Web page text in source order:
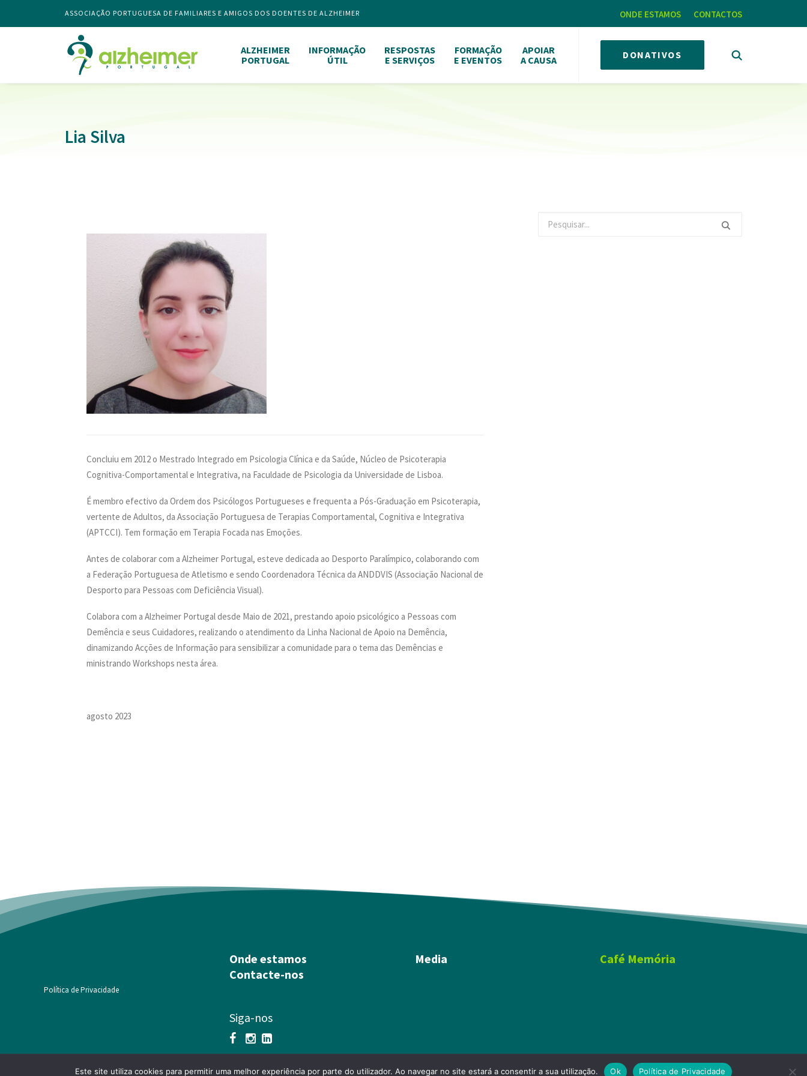
ASSOCIAÇÃO PORTUGUESA DE FAMILIARES E AMIGOS DOS DOENTES DE ALZHEIMER ONDE ESTAMOS CONTACTOS
ALZHEIMER
PORTUGAL
INFORMAÇÃO
ÚTIL
RESPOSTAS
E SERVIÇOS
FORMAÇÃO
E EVENTOS
APOIAR
A CAUSA
DONATIVOS
Lia Silva
Concluiu em 2012 o Mestrado Integrado em Psicologia Clínica e da Saúde, Núcleo de Psicoterapia
Cognitiva-Comportamental e Integrativa, na Faculdade de Psicologia da Universidade de Lisboa.
É membro efectivo da Ordem dos Psicólogos Portugueses e frequenta a Pós-Graduação em Psicoterapia,
vertente de Adultos, da Associação Portuguesa de Terapias Comportamental, Cognitiva e Integrativa
(APTCCI). Tem formação em Terapia Focada nas Emoções.
Antes de colaborar com a Alzheimer Portugal, esteve dedicada ao Desporto Paralímpico, colaborando com
a Federação Portuguesa de Atletismo e sendo Coordenadora Técnica da ANDDVIS (Associação Nacional de
Desporto para Pessoas com Deficiência Visual).
Colabora com a Alzheimer Portugal desde Maio de 2021, prestando apoio psicológico a Pessoas com
Demência e seus Cuidadores, realizando o atendimento da Linha Nacional de Apoio na Demência,
dinamizando Acções de Informação para sensibilizar a comunidade para o tema das Demências e
ministrando Workshops nesta área.
agosto 2023
Política de Privacidade
Onde estamos
Contacte-nos
Siga-nos
Media Café Memória
Este site utiliza cookies para permitir uma melhor experiência por parte do utilizador. Ao navegar no site estará a consentir a sua utilização. Ok Política de Privacidade